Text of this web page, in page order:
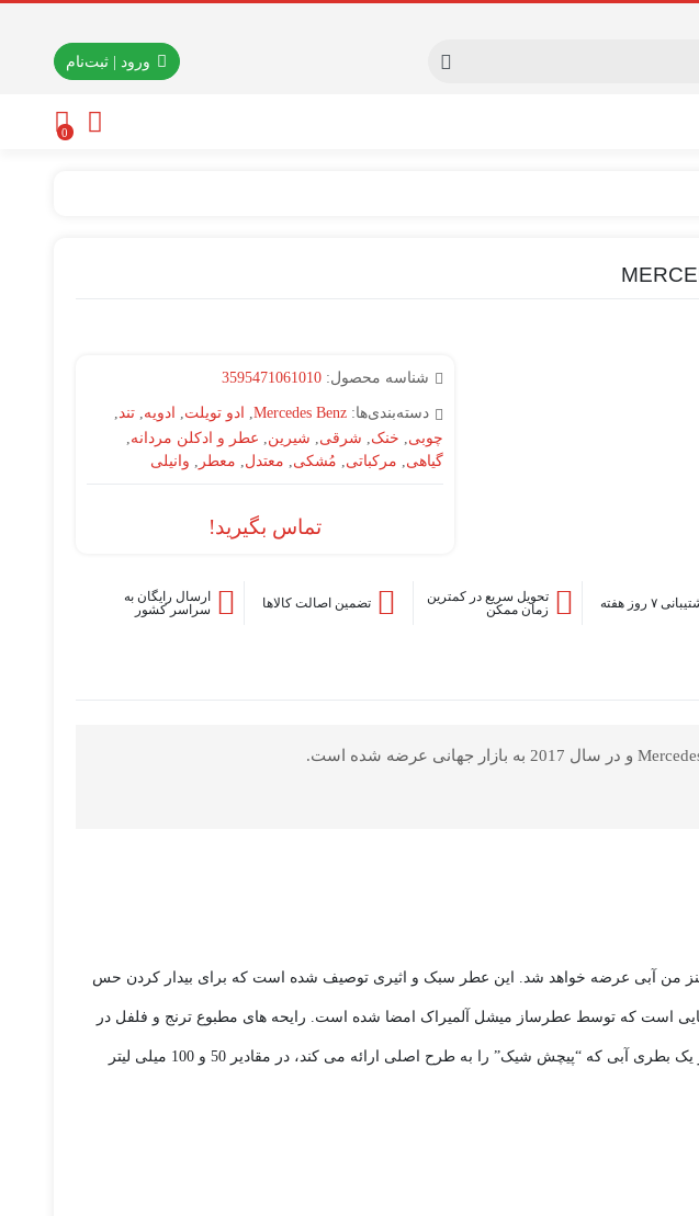
ورود | ثبت‌نام
0
شناسه محصول: 3595471061010
دسته‌بندی‌ها: Mercedes Benz
, ادو تویلت, ادویه, تند,
چوبی
خنک شرقی شیرین عطر و ادکلن مردانه
گیاهی
مرکباتی مُشکی معتدل معطر وانیلی
تماس بگیرید!
۷ روز هفته
تحویل سریع در کمترین
زمان ممکن
تضمین اصالت کالاها
ارسال رایگان به
سراسر کشور
مرسدس بنز من از سال 2015، فلانکر جدید در می 2017 با نام مرسدس بنز من آبی عرضه خواهد شد. این عطر سبک و اثیری توصیف شده است که برای بیدار کردن حس
است که توسط عطرساز میشل آلمیراک امضا شده است. رایحه های مطبوع ترنج و فلفل در
دهانه، به قلب معطری از اسطوخودوس و لوبیای مقوی بر پایه عنبر و مشک می گذرد. مرسدس بنز من آبی در یک بطری آبی که “پیچش شیک” را به طرح اصلی ارائه می کند، در مقادیر 50 و 100 میلی لیتر